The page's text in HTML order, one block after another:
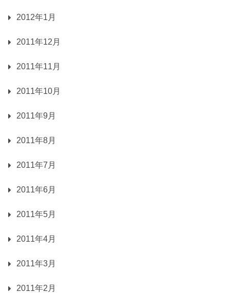
2012年1月
2011年12月
2011年11月
2011年10月
2011年9月
2011年8月
2011年7月
2011年6月
2011年5月
2011年4月
2011年3月
2011年2月